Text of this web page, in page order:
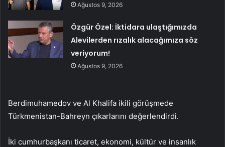
Ağustos 9, 2026
Özgür Özel: İktidara ulaştığımızda
Alevilerden rızalık alacağımıza söz
veriyorum!
Ağustos 9, 2026
Berdimuhamedov ve Al Khalifa ikili görüşmede
Türkmenistan-Bahreyn çıkarlarını değerlendirdi.
İki cumhurbaşkanı ticaret, ekonomi, kültür ve insanlık